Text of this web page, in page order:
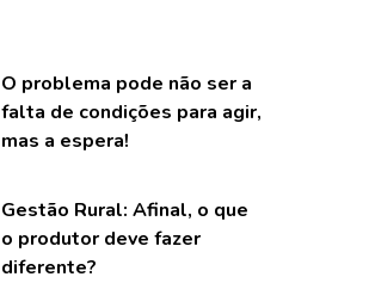
O problema pode não ser a
falta de condições para agir,
mas a espera!
Gestão Rural: Afinal, o que
o produtor deve fazer
diferente?